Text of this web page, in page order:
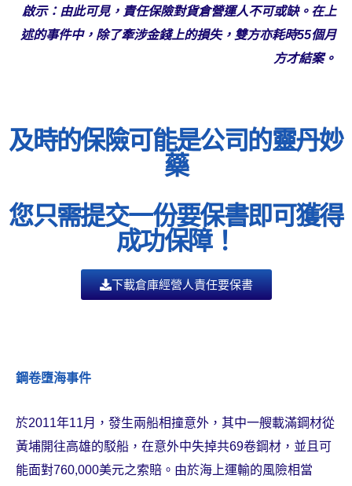
啟示：由此可見，責任保險對貨倉營運人不可或缺。在上
述的事件中，除了牽涉金錢上的損失，雙方亦耗時55個月
方才結案。
及時的保險可能是公司的靈丹妙
藥
您只需提交一份要保書即可獲得
成功保障！
下載倉庫經營人責任​要保書
鋼卷墮海事件
於2011年11月，發生兩船相撞意外，其中一艘載滿鋼材從
黃埔開往高雄的駁船，在意外中失掉共69卷鋼材，並且可
能面對760,000美元之索賠。由於海上運輸的風險相當